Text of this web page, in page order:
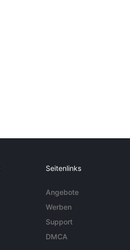
Seitenlinks
Angebote
Werben
Support
DMCA